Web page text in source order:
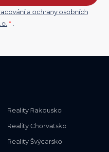
a ochrany osobních
*
Reality Rakousko
Reality Chorvatsko
Reality Švýcarsko